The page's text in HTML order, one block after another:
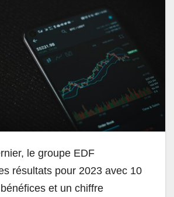
le groupe EDF
résultats pour 2023 avec 10
et un chiffre